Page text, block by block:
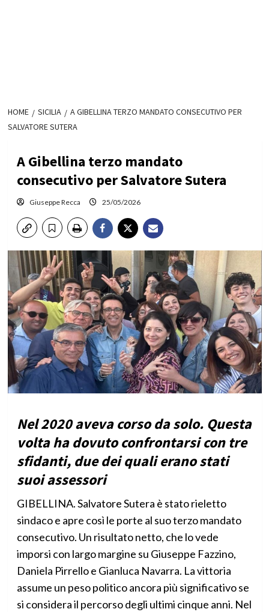
HOME SICILIA
A GIBELLINA TERZO MANDATO CONSECUTIVO PER
SALVATORE SUTERA
A Gibellina terzo mandato
consecutivo per Salvatore Sutera
Giuseppe Recca 25/05/2026
Nel 2020 aveva corso da solo. Questa
volta ha dovuto confrontarsi con tre
sfidanti, due dei quali erano stati
suoi assessori
GIBELLINA. Salvatore Sutera è stato rieletto
sindaco e apre così le porte al suo terzo mandato
consecutivo. Un risultato netto, che lo vede
imporsi con largo margine su Giuseppe Fazzino,
Daniela Pirrello e Gianluca Navarra. La vittoria
assume un peso politico ancora più significativo se
si considera il percorso degli ultimi cinque anni. Nel